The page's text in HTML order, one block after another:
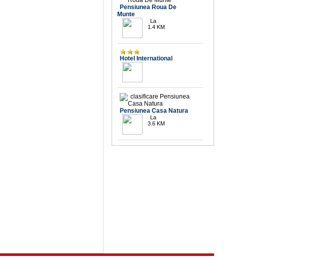
Pensiunea Roua De
Munte
La
1.4 KM
Hotel International
Pensiunea Casa Natura
La
3.6 KM